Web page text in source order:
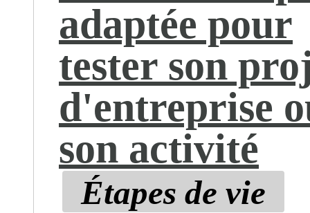
adaptée pour
tester son
d'entreprise
son activité
Étapes de vie